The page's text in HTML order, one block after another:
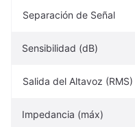
Separación de Señal
Sensibilidad (dB)
Salida del Altavoz (RMS)
Impedancia (máx)